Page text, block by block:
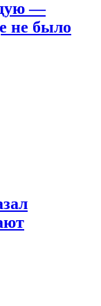
—
не было